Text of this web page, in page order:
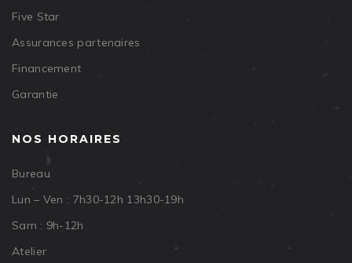
Five Star
Assurances partenaires
Financement
Garantie
NOS HORAIRES
Bureau
Lun – Ven : 7h30-12h 13h30-19h
Sam : 9h-12h
Atelier